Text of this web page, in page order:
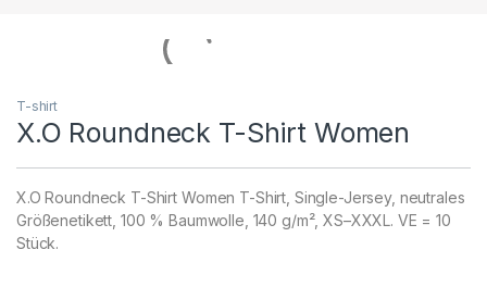
T-shirt
X.O Roundneck T-Shirt Women
X.O Roundneck T-Shirt Women T-Shirt, Single-Jersey, neutrales
Größenetikett, 100 % Baumwolle, 140 g/m², XS–XXXL. VE = 10
Stück.